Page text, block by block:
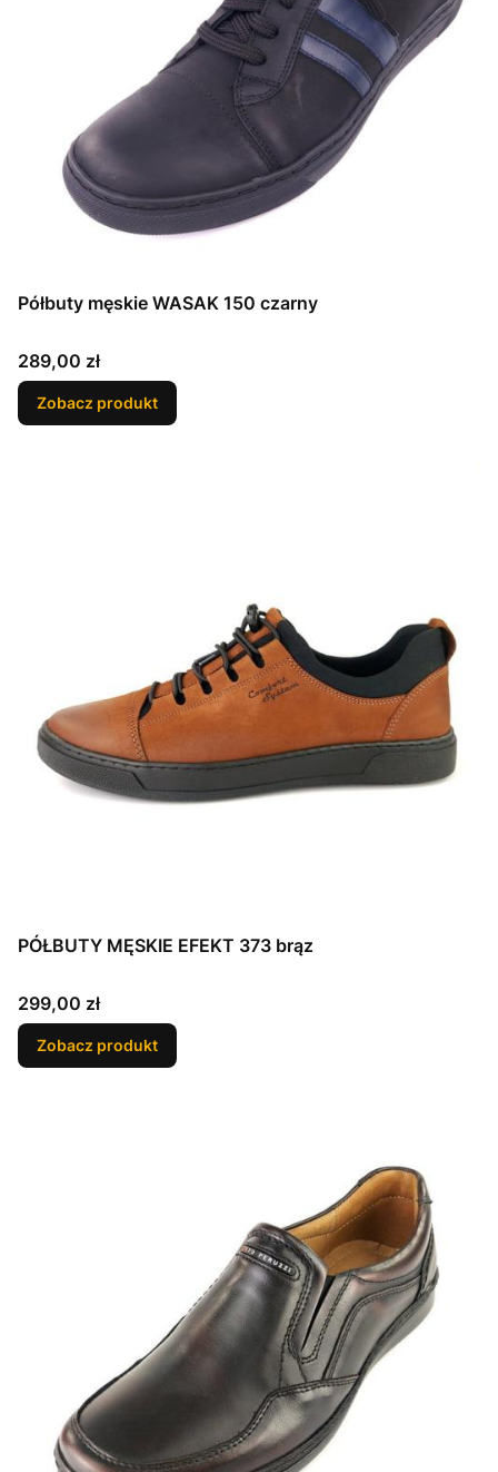
Półbuty męskie WASAK 150 czarny
Cena
289,00 zł
Zobacz produkt
PÓŁBUTY MĘSKIE EFEKT 373 brąz
Cena
299,00 zł
Zobacz produkt